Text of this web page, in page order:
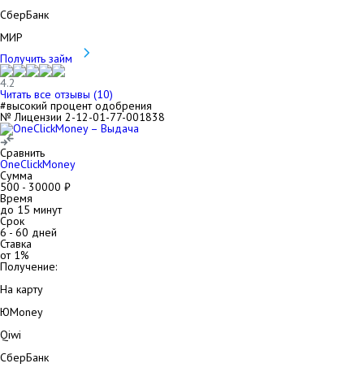
СберБанк
МИР
Получить займ
4.2
Читать все отзывы (10)
#высокий процент одобрения
№ Лицензии 2-12-01-77-001838
Сравнить
OneClickMoney
Сумма
500 - 30000 ₽
Время
до 15 минут
Срок
6- 60 дней
Ставка
от 1%
Получение:
На карту
ЮMoney
Qiwi
СберБанк